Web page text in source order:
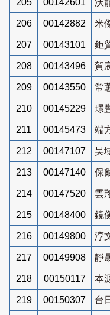
206 00142882 米
207 00143101 鉅
208 00143496 賀
209 00143550 常
210 00145229 璟
211 00145473 端
212 00147107 昊
213 00147140 保
214 00147520 雲
215 00148400 鏡
216 00149800 淳
217 00149908 靜
218 00150117 本
219 00150307 台